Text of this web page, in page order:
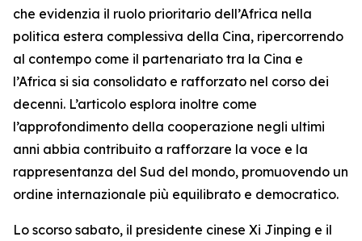
che evidenzia il ruolo prioritario dell’Africa nella
politica estera complessiva della Cina, ripercorrendo
al contempo come il partenariato tra la Cina e
l’Africa si sia consolidato e rafforzato nel corso dei
decenni. L’articolo esplora inoltre come
l’approfondimento della cooperazione negli ultimi
anni abbia contribuito a rafforzare la voce e la
rappresentanza del Sud del mondo, promuovendo un
ordine internazionale più equilibrato e democratico.
Lo scorso sabato, il presidente cinese Xi Jinping e il